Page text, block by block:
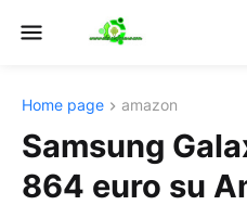
Home page amazon
Samsung
864 euro su